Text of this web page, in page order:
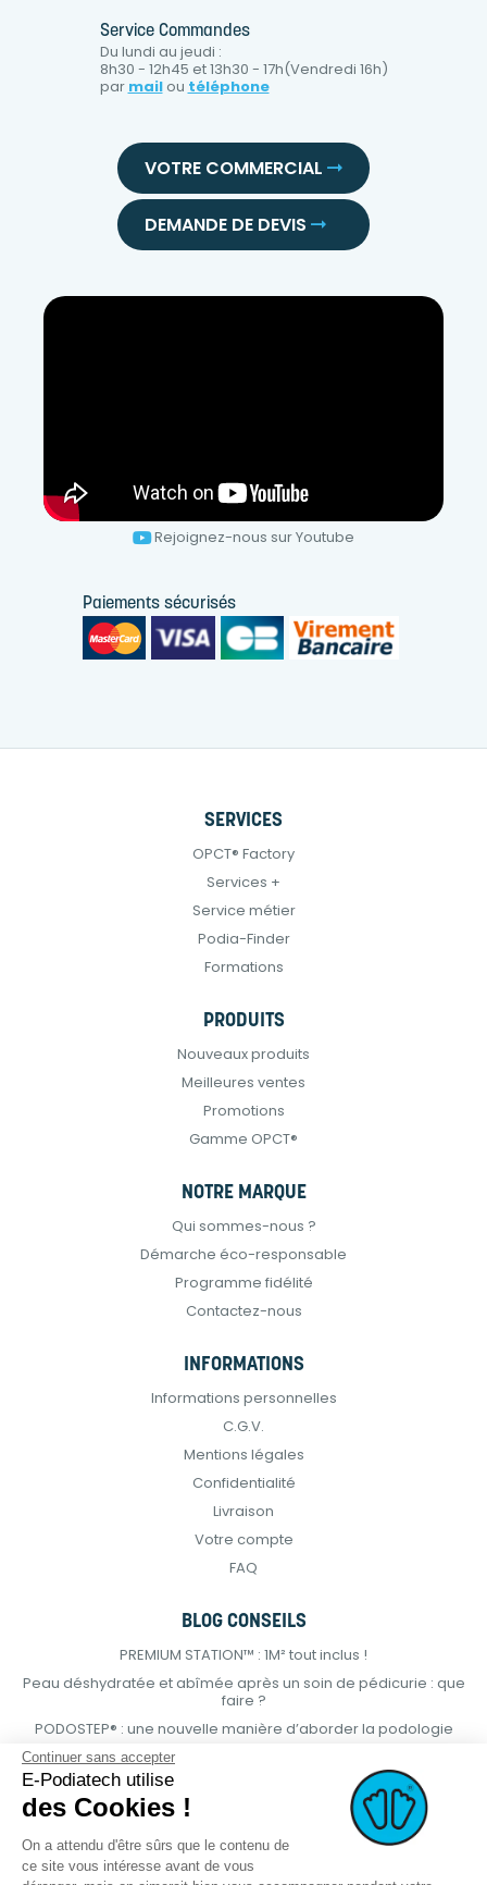
Service Commandes
Du lundi au jeudi :
8h30 - 12h45 et 13h30 - 17h(Vendredi 16h)
par mailou téléphone
VOTRE COMMERCIAL
DEMANDE DE DEVIS
Rejoignez-nous sur Youtube
Paiements sécurisés
SERVICES
OPCT® Factory
Services +
Service métier
Podia-Finder
Formations
PRODUITS
Nouveaux produits
Meilleures ventes
Promotions
Gamme OPCT®
NOTRE MARQUE
Qui sommes-nous ?
Démarche éco-responsable
Programme fidélité
Contactez-nous
INFORMATIONS
Informations personnelles
C.G.V.
Mentions légales
Confidentialité
Livraison
Votre compte
FAQ
BLOG CONSEILS
PREMIUM STATION™ : 1M² tout inclus !
Peau déshydratée et abîmée après un soin de pédicurie : que
faire ?
PODOSTEP® : une nouvelle manière d’aborder la podologie
Continuer sans accepter
E-Podiatech utilise
des Cookies !
On a attendu d'être sûrs que le contenu de
ce site vous intéresse avant de vous